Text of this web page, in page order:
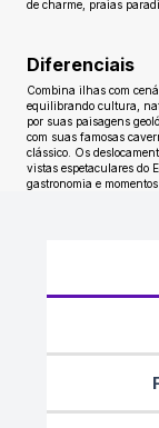
de charme, praias
Diferenciais
Combina ilhas com
equilibrando cultura,
por suas paisagens
com suas famosas
clássico. Os
vistas espetaculares do
gastronomia e momentos